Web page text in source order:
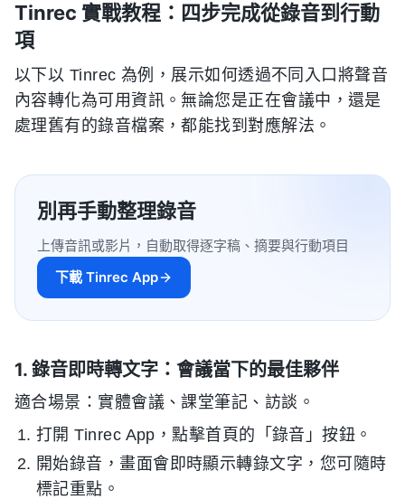
Tinrec 實戰教程：四步完成從錄音到行動
項
以下以 Tinrec 為例，展示如何透過不同入口將聲音
內容轉化為可用資訊。無論您是正在會議中，還是
處理舊有的錄音檔案，都能找到對應解法。
別再手動整理錄音
上傳音訊或影片，自動取得逐字稿、摘要與行動項目
下載 Tinrec App
1. 錄音即時轉文字：會議當下的最佳夥伴
適合場景：實體會議、課堂筆記、訪談。
打開 Tinrec App，點擊首頁的「錄音」按鈕。
開始錄音，畫面會即時顯示轉錄文字，您可隨時
標記重點。